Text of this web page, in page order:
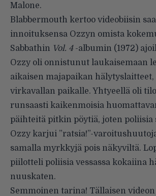
Malone.
Blabbermouth kertoo videobiisin
innoituksensa Ozzyn omista
Sabbathin Vol. 4 -albumin (1972)
Ozzy oli onnistunut laukaisemaan
aikaisen majapaikan
virkavallan paikalle. Yhtyeellä oli
runsaasti kaikenmoisia
päihteitä pitkin pöytiä, joten poliisia
Ozzy karjui ”ratsia!”-
samalla myrkkyjä pois näkyviltä.
piilotteli poliisia vessassa kokaiina
nuuskaten.
Semmoinen tarina! Tällaisen